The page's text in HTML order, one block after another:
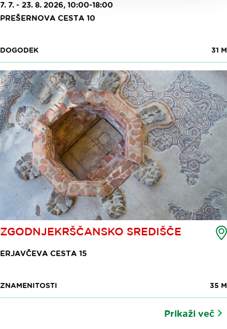
7. 7. - 23. 8. 2026, 10:00-18:00
PREŠERNOVA CESTA 10
DOGODEK 31 M
ZGODNJEKRŠČANSKO SREDIŠČE
ERJAVČEVA CESTA 15
ZNAMENITOSTI 35 M
Prikaži več